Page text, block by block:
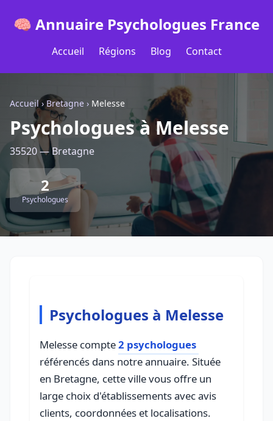
🧠 Annuaire Psychologues France
Accueil Régions Blog Contact
Accueil› Bretagne › Melesse
Psychologues à Melesse
35520 — Bretagne
2
Psychologues
Psychologues à Melesse
Melesse compte2 psychologues
référencés dans notre annuaire. Située
en Bretagne, cette ville vous offre un
large choix d'établissements avec avis
clients, coordonnées et localisations.